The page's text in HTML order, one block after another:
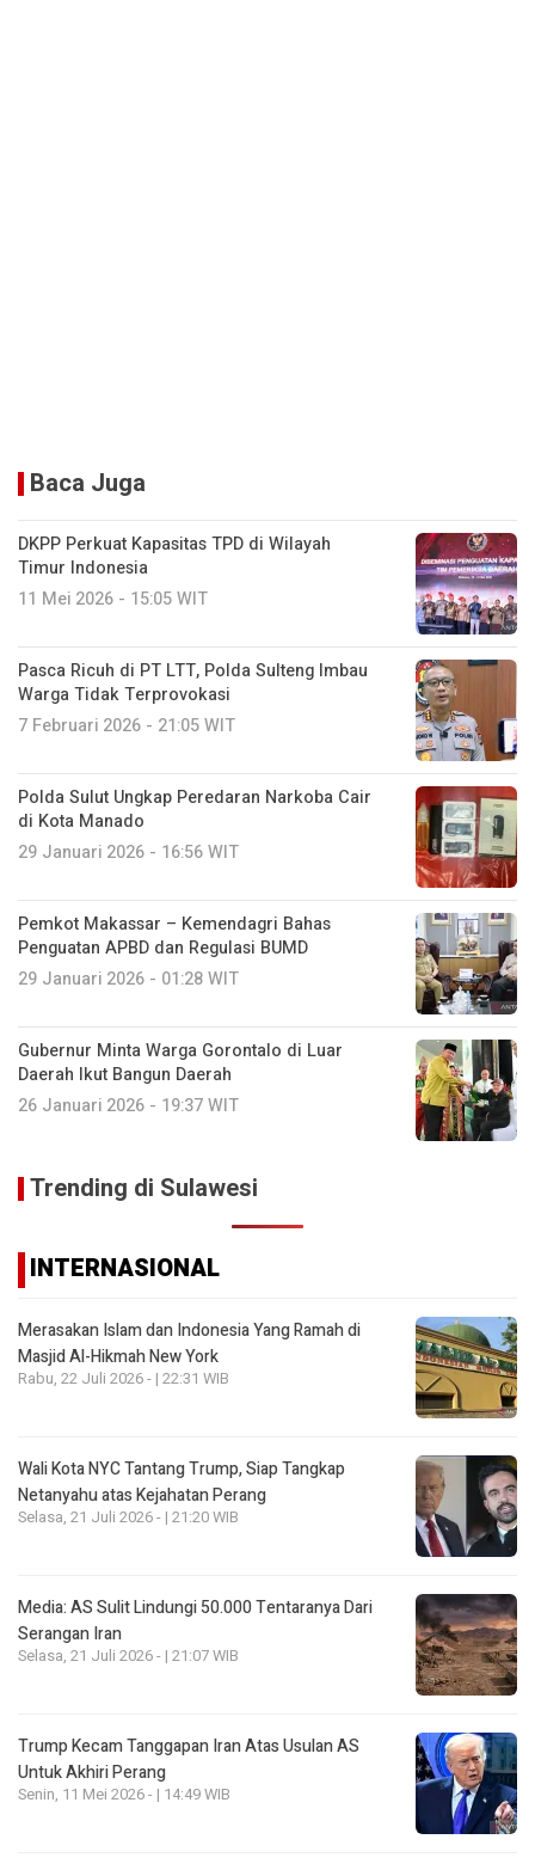
Baca Juga
DKPP Perkuat Kapasitas TPD di Wilayah
Timur Indonesia
11 Mei 2026 - 15:05 WIT
Pasca Ricuh di PT LTT, Polda Sulteng Imbau
Warga Tidak Terprovokasi
7 Februari 2026 - 21:05 WIT
Polda Sulut Ungkap Peredaran Narkoba Cair
di Kota Manado
29 Januari 2026 - 16:56 WIT
Pemkot Makassar – Kemendagri Bahas
Penguatan APBD dan Regulasi BUMD
29 Januari 2026 - 01:28 WIT
Gubernur Minta Warga Gorontalo di Luar
Daerah Ikut Bangun Daerah
26 Januari 2026 - 19:37 WIT
Trending di Sulawesi
INTERNASIONAL
Merasakan Islam dan Indonesia Yang Ramah di
Masjid Al-Hikmah New York
Rabu, 22 Juli 2026 - | 22:31 WIB
Wali Kota NYC Tantang Trump, Siap Tangkap
Netanyahu atas Kejahatan Perang
Selasa, 21 Juli 2026 - | 21:20 WIB
Media: AS Sulit Lindungi 50.000 Tentaranya Dari
Serangan Iran
Selasa, 21 Juli 2026 - | 21:07 WIB
Trump Kecam Tanggapan Iran Atas Usulan AS
Untuk Akhiri Perang
Senin, 11 Mei 2026 - | 14:49 WIB